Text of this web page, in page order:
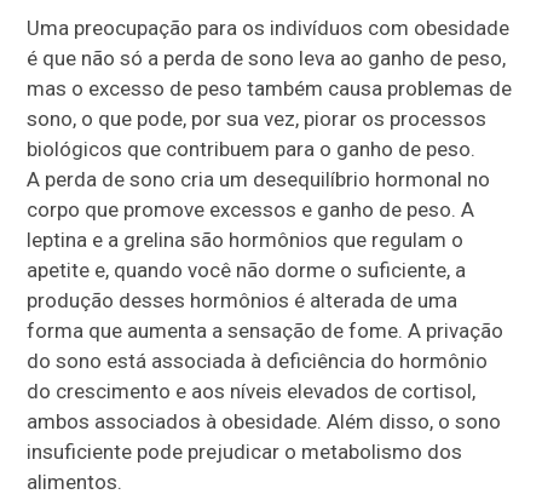
Uma preocupação para os indivíduos com obesidade
é que não só a perda de sono leva ao ganho de peso,
mas o excesso de peso também causa problemas de
sono, o que pode, por sua vez, piorar os processos
biológicos que contribuem para o ganho de peso.
A perda de sono cria um desequilíbrio hormonal no
corpo que promove excessos e ganho de peso. A
leptina e a grelina são hormônios que regulam o
apetite e, quando você não dorme o suficiente, a
produção desses hormônios é alterada de uma
forma que aumenta a sensação de fome. A privação
do sono está associada à deficiência do hormônio
do crescimento e aos níveis elevados de cortisol,
ambos associados à obesidade. Além disso, o sono
insuficiente pode prejudicar o metabolismo dos
alimentos.